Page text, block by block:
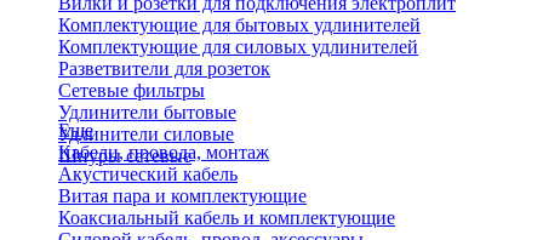
Комплектующие для бытовых удлинителей
Комплектующие для силовых удлинителей
Разветвители для розеток
Сетевые фильтры
Удлинители бытовые
Удлинители силовые
Шнуры сетевые
Еще
Кабели, провода, монтаж
Акустический кабель
Витая пара и комплектующие
Коаксиальный кабель и комплектующие